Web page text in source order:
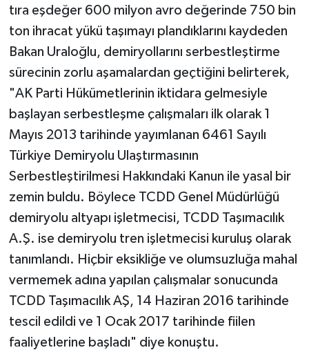
tıra eşdeğer 600 milyon avro değerinde 750 bin
ton ihracat yükü taşımayı plandıklarını kaydeden
Bakan Uraloğlu, demiryollarını serbestleştirme
sürecinin zorlu aşamalardan geçtiğini belirterek,
"AK Parti Hükümetlerinin iktidara gelmesiyle
başlayan serbestleşme çalışmaları ilk olarak 1
Mayıs 2013 tarihinde yayımlanan 6461 Sayılı
Türkiye Demiryolu Ulaştırmasının
Serbestleştirilmesi Hakkındaki Kanun ile yasal bir
zemin buldu. Böylece TCDD Genel Müdürlüğü
demiryolu altyapı işletmecisi, TCDD Taşımacılık
A.Ş. ise demiryolu tren işletmecisi kuruluş olarak
tanımlandı. Hiçbir eksikliğe ve olumsuzluğa mahal
vermemek adına yapılan çalışmalar sonucunda
TCDD Taşımacılık AŞ, 14 Haziran 2016 tarihinde
tescil edildi ve 1 Ocak 2017 tarihinde fiilen
faaliyetlerine başladı" diye konuştu.